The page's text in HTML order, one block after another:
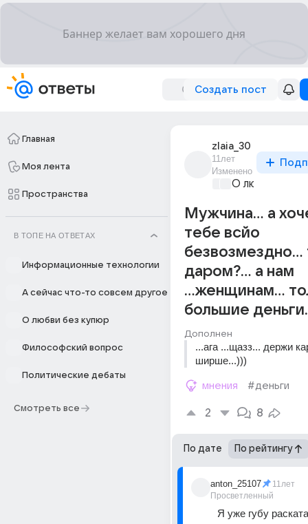
Создать пост
Главная
Моя лента
Пространства
В ТОПЕ НА ОТВЕТАХ
Информационные технологии
А сейчас что-то совсем другое
О любви без купюр
Философский вопрос
Политические дебаты
Смотреть все
zlaia_30
11лет
Изменено
О любви без
Мужчина... а
тебе всйо
безвозмездно...
даром?... а нам
...женщинам...
большие
Дополнен
...ага ...щазз... держи
ширше...)))
мнения #деньги
2 8
По дате По рейтингу
anton_25107
Просветленный
11лет
Я уже губу